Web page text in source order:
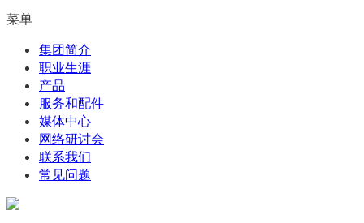
菜单
集团简介
职业生涯
产品
服务和配件
媒体中心
网络研讨会
联系我们
常见问题